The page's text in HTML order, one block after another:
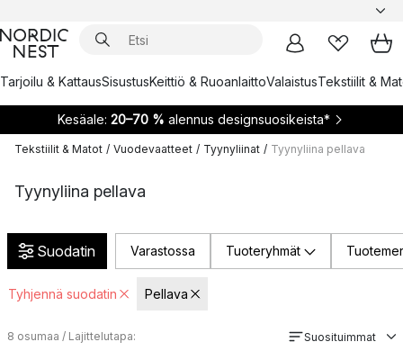
Tarjoilu & KattausSisustusKeittiö & RuoanlaittoValaistusTekstiilit &
Kesäale: 20–70 % alennus designsuosikeista*
Tekstiilit & Matot / Vuodevaatteet / Tyynyliinat / Tyynyliina pellava
Tyynyliina pellava
Suodatin Varastossa Tuoteryhmät
Tyhjennä suodatin Pellava
8 osumaa / Lajittelutapa: Suosituimmat